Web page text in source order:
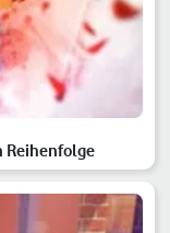
Reihenfolge